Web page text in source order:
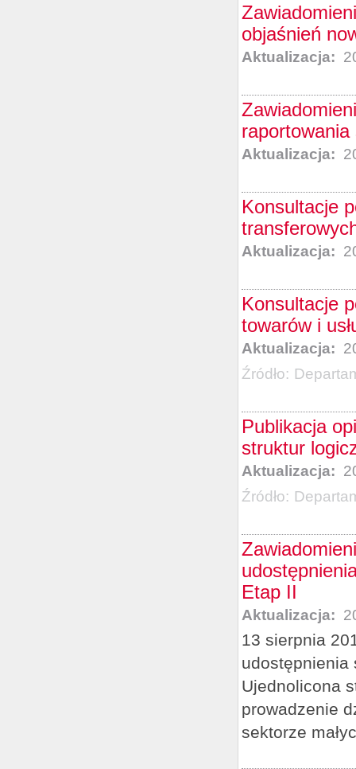
objaśnień
Aktualizacja:
Aktualizacja:
Konsultacje
Aktualizacja:
Konsultacje
towarów i
Aktualizacja:
Źródło:
Publikacja
struktur
Aktualizacja:
Źródło:
Etap II
Aktualizacja:
13 sierpnia
udostępnienia
Ujednolicona
prowadzenie
sektorze